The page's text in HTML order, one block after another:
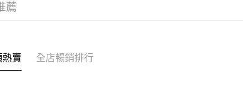
薦
熱賣 全店暢銷排行